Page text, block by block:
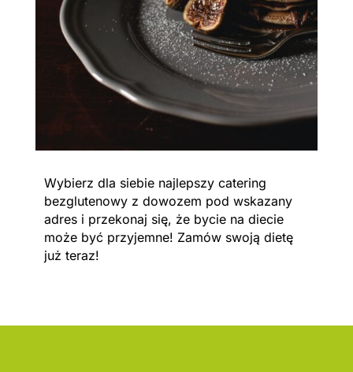
Wybierz dla siebie najlepszy catering
bezglutenowy z dowozem pod wskazany
adres i przekonaj się, że bycie na diecie
może być przyjemne! Zamów swoją dietę
już teraz!